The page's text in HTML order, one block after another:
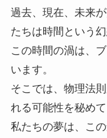
過去、現在、未来
たちは時間という
この時間の渦は、
います。
そこでは、物理法
れる可能性を秘めて
私たちの夢は、こ